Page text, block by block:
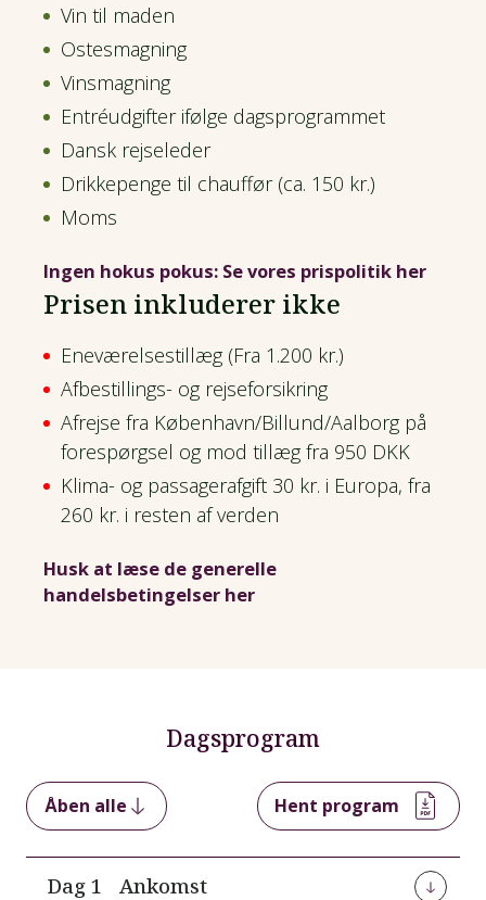
Vin til maden
Ostesmagning
Vinsmagning
Entréudgifter ifølge dagsprogrammet
Dansk rejseleder
Drikkepenge til chauffør (ca. 150 kr.)
Moms
Ingen hokus pokus: Se vores prispolitik her
Prisen inkluderer ikke
Eneværelsestillæg (Fra 1.200 kr.)
Afbestillings- og rejseforsikring
Afrejse fra København/Billund/Aalborg på
forespørgsel og mod tillæg fra 950 DKK
Klima- og passagerafgift 30 kr. i Europa, fra
260 kr. i resten af verden
Husk at læse de generelle
handelsbetingelser her
Dagsprogram
Åben alle Hent program
Dag 1 Ankomst